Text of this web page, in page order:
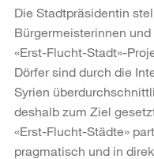
Die Stadtpräsidentin
Bürgermeisterinnen
«Erst-Flucht-Stadt»-
Dörfer sind durch die
Syrien
deshalb zum Ziel
«Erst-Flucht-Städte»
pragmatisch und in